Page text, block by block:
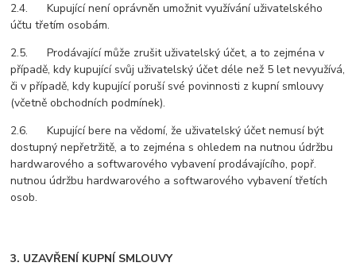
2.4. Kupující není oprávněn umožnit využívání uživatelského
účtu třetím osobám.
2.5. Prodávající může zrušit uživatelský účet, a to zejména v
případě, kdy kupující svůj uživatelský účet déle než 5 let nevyužívá,
či v případě, kdy kupující poruší své povinnosti z kupní smlouvy
(včetně obchodních podmínek).
2.6. Kupující bere na vědomí, že uživatelský účet nemusí být
dostupný nepřetržitě, a to zejména s ohledem na nutnou údržbu
hardwarového a softwarového vybavení prodávajícího, popř.
nutnou údržbu hardwarového a softwarového vybavení třetích
osob.
3. UZAVŘENÍ KUPNÍ SMLOUVY